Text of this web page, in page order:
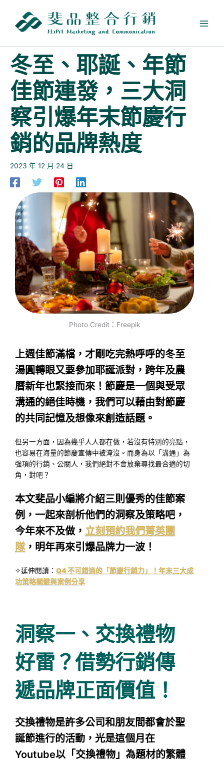
內
冬至、耶誕、年節
佳節連發，三大洞
察引爆年末節慶行
銷的品牌熱度
2023 年 12 月 24 日
Photo Credit：Freepik
上週佳節滿檔，才剛吃完熱呼呼的冬至
湯圓轉眼又要參加耶誕派對，跨年及農
曆新年也緊接而來！節慶是一個與受眾
溝通的絕佳時機，我們可以藉由對節慶
的共同記憶及想像來創造話題。
但另一方面，因為幾乎人人都在做，若沒有特別的亮點，
也容易在海量的節慶宣傳中被淹沒。而身為以「溝通」為
強項的行銷、公關人，我們絕對不會放棄尋找最合適的切
角，對吧？
本文斐品小編將介紹三則優秀的佳節案
例，一起來剖析他們的洞察及策略吧，
今年來不及做， 立刻預約我們菁英團
隊，明年再來引爆品牌力一波！
✧延伸閱讀： Q4 不可錯過的「節慶行銷力」！年末三大成
功策略關鍵與案例分享
洞察一、交換禮物
好雷？借勢行銷傳
遞品牌正面價值！
交換禮物是許多公司和朋友間都會於聖
誕節進行的活動，光是這個月在
Youtube以「交換禮物」為題材的繁體